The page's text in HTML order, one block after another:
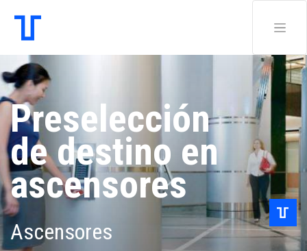
Preselección
de destino en
ascensores
Ascensores